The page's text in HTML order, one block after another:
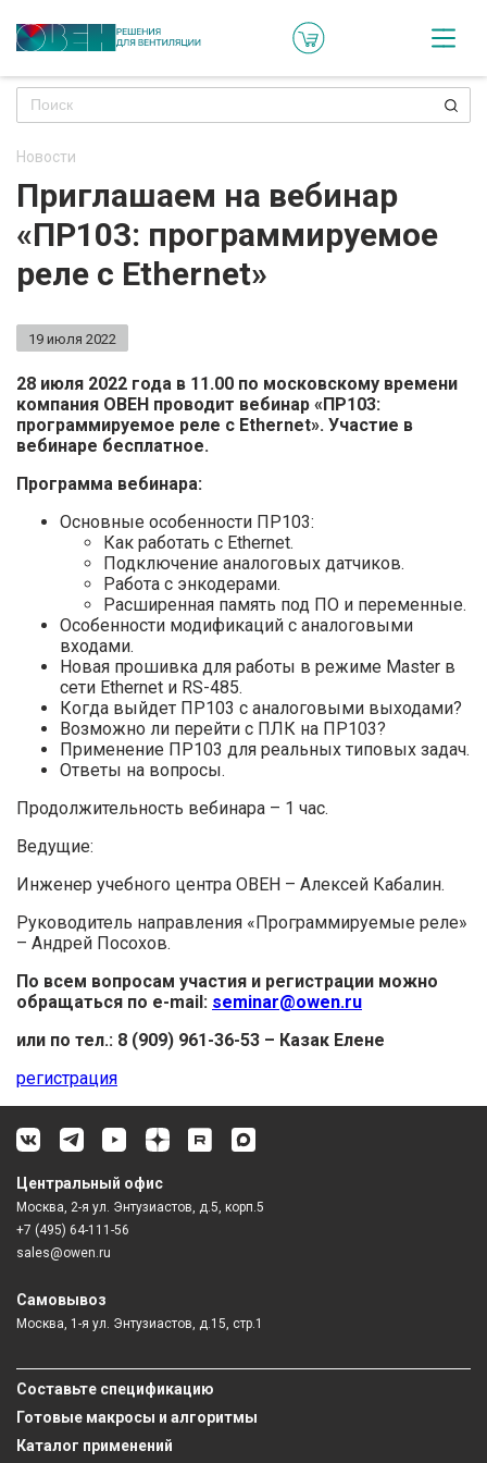
Новости
Приглашаем на вебинар
«ПР103: программируемое
реле с Ethernet»
19 июля 2022
28 июля 2022 года в 11.00 по московскому времени
компания ОВЕН проводит вебинар «ПР103:
программируемое реле с Ethernet». Участие в
вебинаре бесплатное.
Программа вебинара:
Основные особенности ПР103:
Как работать с Ethernet.
Подключение аналоговых датчиков.
Работа с энкодерами.
Расширенная память под ПО и переменные.
Особенности модификаций с аналоговыми
входами.
Новая прошивка для работы в режиме Master в
сети Ethernet и RS-485.
Когда выйдет ПР103 с аналоговыми выходами?
Возможно ли перейти с ПЛК на ПР103?
Применение ПР103 для реальных типовых задач.
Ответы на вопросы.
Продолжительность вебинара – 1 час.
Ведущие:
Инженер учебного центра ОВЕН – Алексей Кабалин.
Руководитель направления «Программируемые реле»
– Андрей Посохов.
По всем вопросам участия и регистрации можно
обращаться по e-mail: seminar@owen.ru
или по тел.: 8 (909) 961-36-53 – Казак Елене
регистрация
Центральный офис
Москва, 2-я ул. Энтузиастов, д.5, корп.5
+7 (495) 64-111-56
sales@owen.ru
Самовывоз
Москва, 1-я ул. Энтузиастов, д.15, стр.1
Составьте спецификацию
Готовые макросы и алгоритмы
Каталог применений